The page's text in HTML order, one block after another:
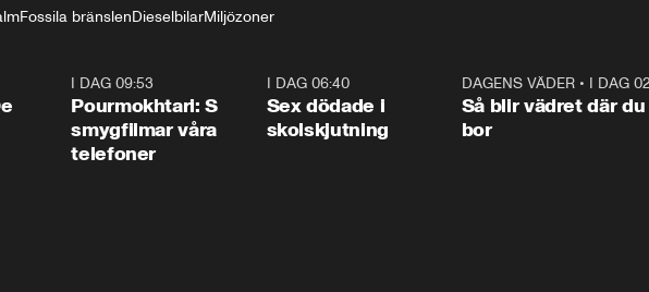
Fossila bränslenDieselbilarMiljözoner
I DAG 09:53
Pourmokhtari: S
smygfilmar våra
telefoner
I DAG 06:40
Sex dödade i
skolskjutning
DAGENS VÄDER• I DAG
Så blir vädret där du
bor